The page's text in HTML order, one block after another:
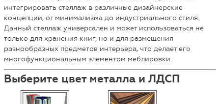
интегрировать стеллаж в различные дизайнерские
концепции, от минимализма до индустриального стиля.
Данный стеллаж универсален и может использоваться не
только для хранения книг, но и для размещения
разнообразных предметов интерьера, что делает его
многофункциональным элементом меблировки.
Выберите цвет металла и ЛДСП